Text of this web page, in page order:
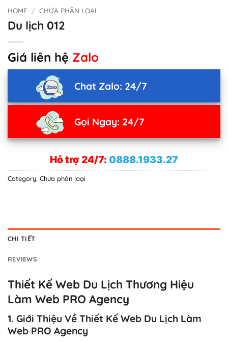
HOME / CHƯA PHÂN LOẠI
Du lịch 012
Giá liên hệ Zalo
Chat Zalo: 24/7
Gọi Ngay: 24/7
Hỗ trợ 24/7: 0888.1933.27
Category: Chưa phân loại
CHI TIẾT
REVIEWS
Thiết Kế Web Du Lịch Thương Hiệu
Làm Web PRO Agency
1. Giới Thiệu Về Thiết Kế Web Du Lịch Làm
Web PRO Agency